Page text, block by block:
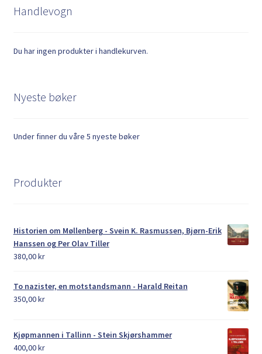
Handlevogn
Du har ingen produkter i handlekurven.
Nyeste bøker
Under finner du våre 5 nyeste bøker
Produkter
Historien om Møllenberg - Svein K. Rasmussen, Bjørn-Erik
Hanssen og Per Olav Tiller
380,00kr
To nazister, en motstandsmann - Harald Reitan
350,00kr
Kjøpmannen i Tallinn - Stein Skjørshammer
400,00kr